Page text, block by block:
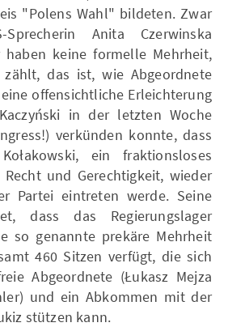
"Polens Wahl" bildeten. Zwar
Anita Czerwinska
haben keine formelle Mehrheit,
das ist, wie Abgeordnete
offensichtliche Erleichterung
in der letzten Woche
verkünden konnte, dass
ein fraktionsloses
und Gerechtigkeit, wieder
Partei eintreten werde. Seine
dass das Regierungslager
so genannte prekäre Mehrheit
460 Sitzen verfügt, die sich
Abgeordnete (Łukasz Mejza
und ein Abkommen mit der
stützen kann.